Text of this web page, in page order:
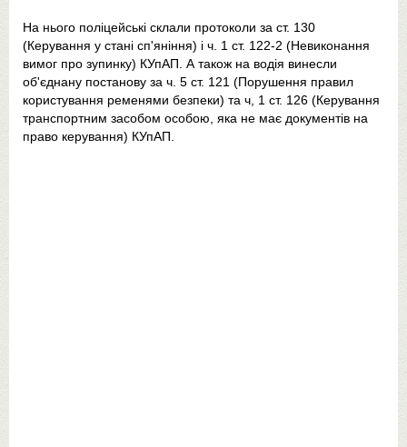
На нього поліцейські склали протоколи за ст. 130
(Керування у стані сп'яніння) і ч. 1 ст. 122-2 (Невиконання
вимог про зупинку) КУпАП. А також на водія винесли
об'єднану постанову за ч. 5 ст. 121 (Порушення правил
користування ременями безпеки) та ч, 1 ст. 126 (Керування
транспортним засобом особою, яка не має документів на
право керування) КУпАП.